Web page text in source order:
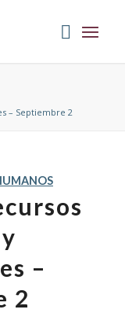
– Septiembre 2
–
2